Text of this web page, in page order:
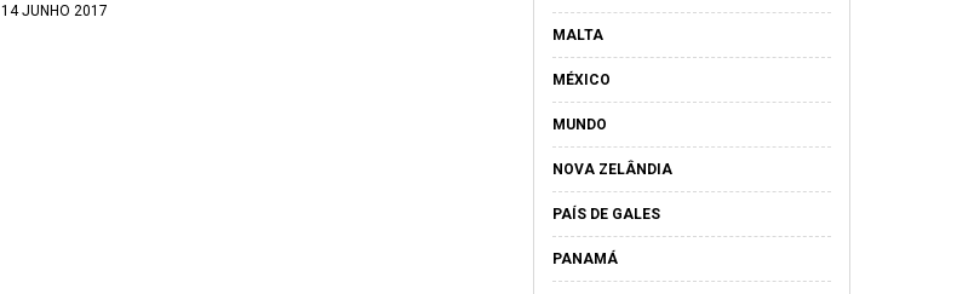
14 JUNHO 2017
MALTA
MÉXICO
MUNDO
NOVA ZELÂNDIA
PAÍS DE GALES
PANAMÁ